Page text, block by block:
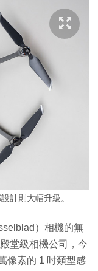
計則大幅升級。
）相機的無
堂級相機公司，今
像素的 1 吋類型感